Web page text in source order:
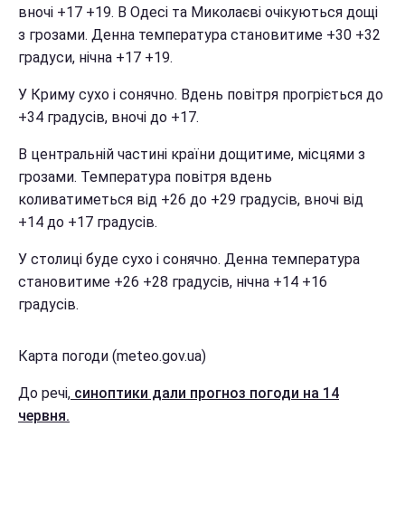
вночі +17 +19. В Одесі та Миколаєві очікуються дощі
з грозами. Денна температура становитиме +30 +32
градуси, нічна +17 +19.
У Криму сухо і сонячно. Вдень повітря прогріється до
+34 градусів, вночі до +17.
В центральній частині країни дощитиме, місцями з
грозами. Температура повітря вдень
коливатиметься від +26 до +29 градусів, вночі від
+14 до +17 градусів.
У столиці буде сухо і сонячно. Денна температура
становитиме +26 +28 градусів, нічна +14 +16
градусів.
Карта погоди (meteo.gov.ua)
До речі, синоптики дали прогноз погоди на 14
червня.